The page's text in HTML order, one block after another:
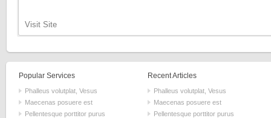
Visit Site
Popular Services
Phalleus volutplat, Vesus
Maecenas posuere est
Pellentesque porttitor purus
Recent Articles
Phalleus volutplat, Vesus
Maecenas posuere est
Pellentesque porttitor purus